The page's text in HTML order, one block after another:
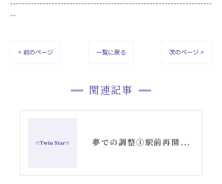
--------------------------------------------------------------------
--
< 前のページ 一覧に戻る 次のページ >
関連記事
夢での調整①駅前再開発と観音橋〜アリーシャ記録〜